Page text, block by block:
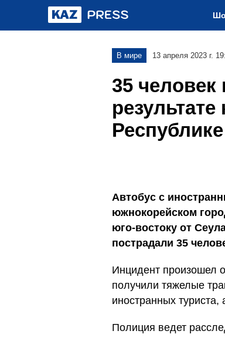
В мире 13 апреля 2023 г.
35 человек
Автобус с
южнокорейском
юго-востоку от
пострадали 35
Инцидент произошел
получили тяжелые
иностранных туриста,
Полиция ведет